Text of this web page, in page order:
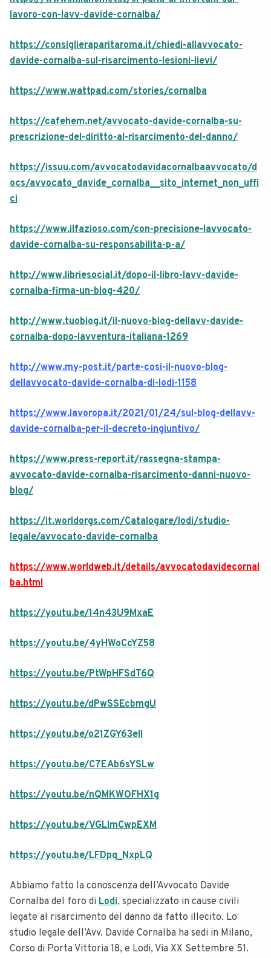
lavoro-con-lavv-davide-cornalba/
https://consiglieraparitaroma.it/chiedi-allavvocato-
davide-cornalba-sul-risarcimento-lesioni-lievi/
https://www.wattpad.com/stories/cornalba
https://cafehem.net/avvocato-davide-cornalba-su-
prescrizione-del-diritto-al-risarcimento-del-danno/
https://issuu.com/avvocatodavidacornalbaavvocato/d
ocs/avvocato_davide_cornalba__sito_internet_non_uffi
ci
https://www.ilfazioso.com/con-precisione-lavvocato-
davide-cornalba-su-responsabilita-p-a/
http://www.libriesocial.it/dopo-il-libro-lavv-davide-
cornalba-firma-un-blog-420/
http://www.tuoblog.it/il-nuovo-blog-dellavv-davide-
cornalba-dopo-lavventura-italiana-1269
http://www.my-post.it/parte-cosi-il-nuovo-blog-
dellavvocato-davide-cornalba-di-lodi-1158
https://www.lavoropa.it/2021/01/24/sul-blog-dellavv-
davide-cornalba-per-il-decreto-ingiuntivo/
https://www.press-report.it/rassegna-stampa-
avvocato-davide-cornalba-risarcimento-danni-nuovo-
blog/
https://it.worldorgs.com/Catalogare/lodi/studio-
legale/avvocato-davide-cornalba
https://www.worldweb.it/details/avvocatodavidecornal
ba.html
https://youtu.be/14n43U9MxaE
https://youtu.be/4yHWoCcYZ58
https://youtu.be/PtWpHFSdT6Q
https://youtu.be/dPwSSEcbmgU
https://youtu.be/o21ZGY63elI
https://youtu.be/C7EAb6sYSLw
https://youtu.be/nQMKWOFHX1g
https://youtu.be/VGLImCwpEXM
https://youtu.be/LFDpq_NxpLQ
Abbiamo fatto la conoscenza dell’Avvocato Davide
Cornalba del foro di Lodi, specializzato in cause civili
legate al risarcimento del danno da fatto illecito. Lo
studio legale dell’Avv. Davide Cornalba ha sedi in Milano,
Corso di Porta Vittoria 18, e Lodi, Via XX Settembre 51.